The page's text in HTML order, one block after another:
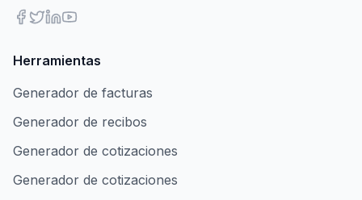
Herramientas
Generador de facturas
Generador de recibos
Generador de cotizaciones
Generador de cotizaciones